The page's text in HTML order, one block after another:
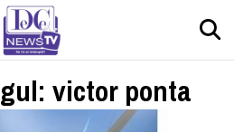
victor ponta